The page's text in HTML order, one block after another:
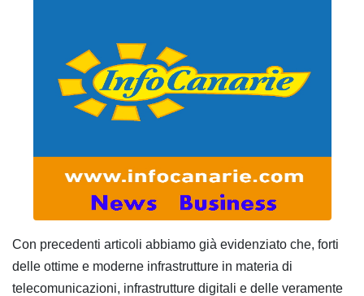
Con precedenti articoli abbiamo già evidenziato che, forti
delle ottime e moderne infrastrutture in materia di
telecomunicazioni, infrastrutture digitali e delle veramente